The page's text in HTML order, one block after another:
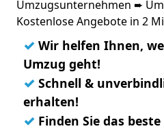
Umzugsunternehmen ➨
Kostenlose Angebote in 2
✓ Wir helfen Ihnen,
Umzug geht!
✓ Schnell &
erhalten!
✓ Finden Sie das